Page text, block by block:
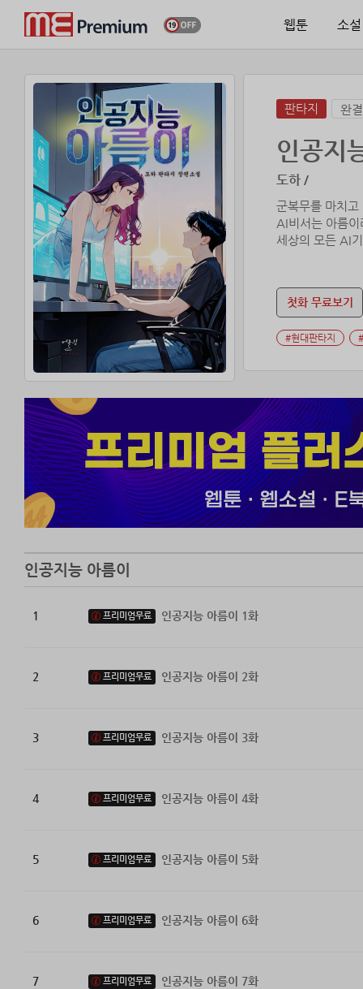
웹툰 소설
판타지 완결
인공지
도하 /
군복무를 마치
AI비서는 아름
세상의 모든 AI
때문에 범죄조
승훈은 세상의
세상 모든 AI들
첫화 무료보기
#현대판타지
인공지능 아름이
1 프리미엄무료 인공지능 아름이 1화
2 프리미엄무료 인공지능 아름이 2화
3 프리미엄무료 인공지능 아름이 3화
4 프리미엄무료 인공지능 아름이 4화
5 프리미엄무료 인공지능 아름이 5화
6 프리미엄무료 인공지능 아름이 6화
7 프리미엄무료 인공지능 아름이 7화